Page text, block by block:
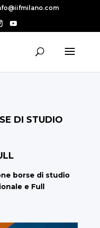
DI STUDIO
borse di studio
e Full